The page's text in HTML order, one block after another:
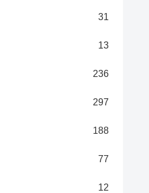
31
13
236
297
188
77
12